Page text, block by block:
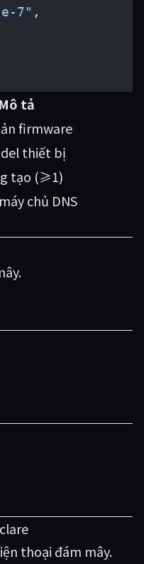
7" ,
Mô tả
firmware
thiết bị
tạo (≥1)
chủ DNS
thoại đám mây.